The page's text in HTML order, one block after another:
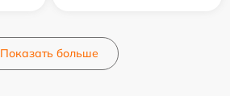
Показать больше